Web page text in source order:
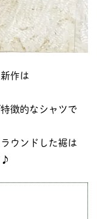
作は
徴的なシャツで
ウンドした裾は
♪